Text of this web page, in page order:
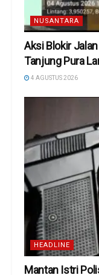
NUSANTARA
Aksi Blokir
Tanjung Pura
4 AGUSTUS 2026
HEADLINE
Mantan Istri